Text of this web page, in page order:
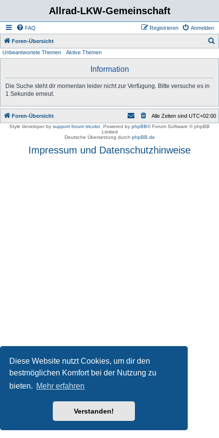
Diese Website nutzt Cookies, um dir den
bestmöglichen Komfort bei der Nutzung zu
bieten. Mehr erfahren
Verstanden!
Allrad-LKW-Gemeinschaft
FAQ Anmelden
Registrieren
Foren-Übersicht
Unbeantwortete Themen Aktive Themen
Information
Die Suche steht dir momentan leider nicht zur Verfügung. Bitte versuche es in
1 Sekunde erneut.
Foren-Übersicht Alle Zeiten sind UTC+02:00
Style developer by support forum tricolor, Powered by phpBB® Forum Software © phpBB
Limited
Deutsche Übersetzung durch phpBB.de
Impressum und Datenschutzhinweise